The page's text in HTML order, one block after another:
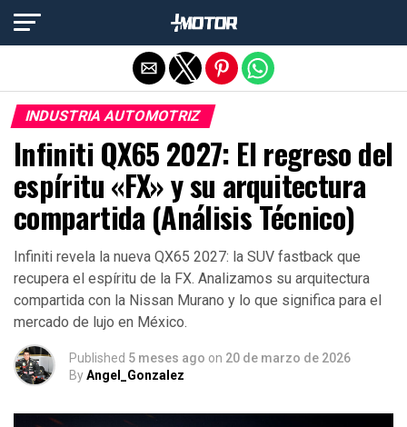
INDUSTRIA AUTOMOTRIZ
Infiniti QX65 2027: El regreso del
espíritu «FX» y su arquitectura
compartida (Análisis Técnico)
Infiniti revela la nueva QX65 2027: la SUV fastback que
recupera el espíritu de la FX. Analizamos su arquitectura
compartida con la Nissan Murano y lo que significa para el
mercado de lujo en México.
Published 5 meses ago on 20 de marzo de 2026
ByAngel_Gonzalez
Salir de la versión móvil